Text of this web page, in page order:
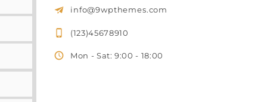
info@9wpthemes.com
(123)45678910
Mon - Sat: 9:00 - 18:00